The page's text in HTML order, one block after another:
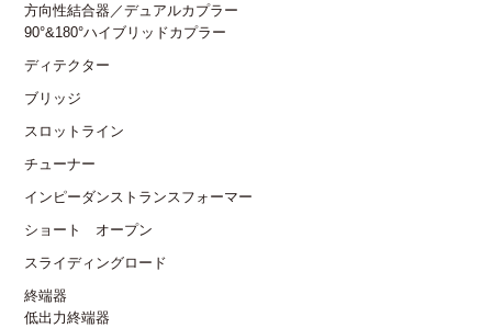
方向性結合器／デュアルカプラー
90°&180°ハイブリッドカプラー
ディテクター
ブリッジ
スロットライン
チューナー
インピーダンストランスフォーマー
ショート オープン
スライディングロード
終端器
低出力終端器